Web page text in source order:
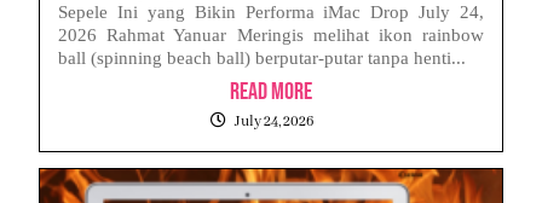
Sepele Ini yang Bikin Performa iMac Drop July 24,
2026 Rahmat Yanuar Meringis melihat ikon rainbow
ball (spinning beach ball) berputar-putar tanpa henti...
Read More
July 24, 2026